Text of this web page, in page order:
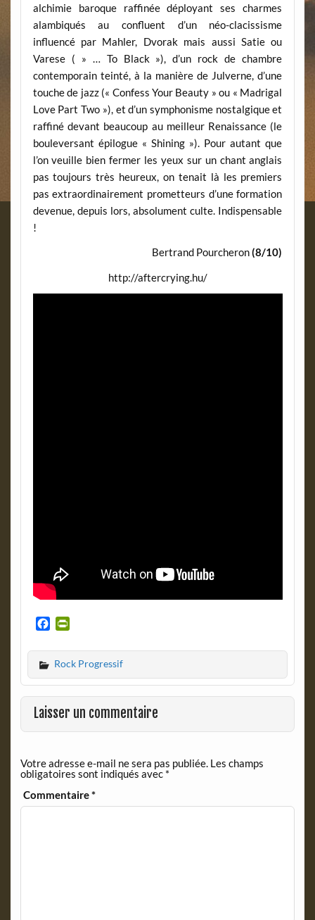
alchimie baroque raffinée déployant ses charmes
alambiqués au confluent d’un néo-clacissisme
influencé par Mahler, Dvorak mais aussi Satie ou
Varese ( » … To Black »), d’un rock de chambre
contemporain teinté, à la manière de Julverne, d’une
touche de jazz (« Confess Your Beauty » ou « Madrigal
Love Part Two »), et d’un symphonisme nostalgique et
raffiné devant beaucoup au meilleur Renaissance (le
bouleversant épilogue « Shining »). Pour autant que
l’on veuille bien fermer les yeux sur un chant anglais
pas toujours très heureux, on tenait là les premiers
pas extraordinairement prometteurs d’une formation
devenue, depuis lors, absolument culte. Indispensable
!
Bertrand Pourcheron(8/10)
http://aftercrying.hu/
c
e
b
o
o
k
i
n
t
F
r
e
d
l
y
Rock Progressif
Laisser un commentaire
Votre adresse e-mail ne sera pas publiée. Les champs
obligatoires sont indiqués avec *
Commentaire*